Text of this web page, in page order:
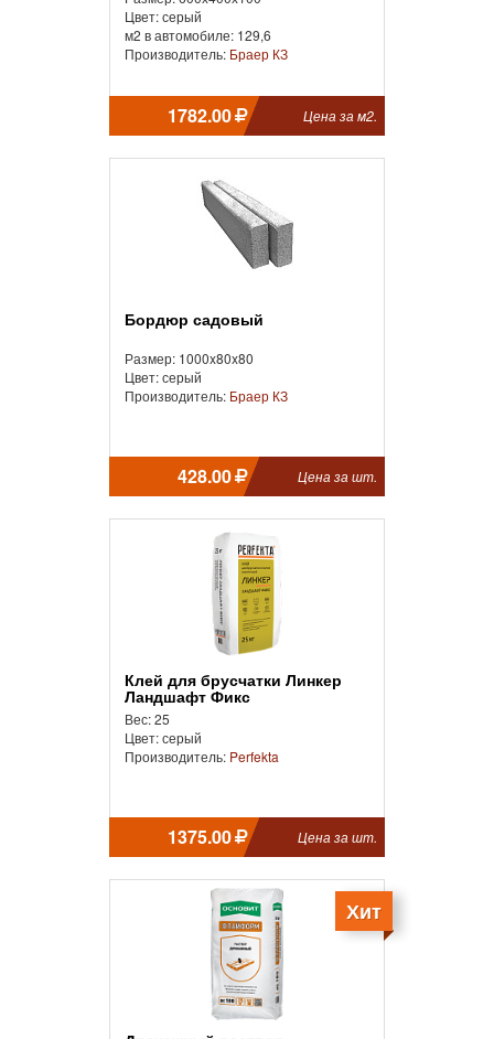
Цвет: серый
м2 в автомобиле: 129,6
Производитель: Браер КЗ
1782.00 Цена за м2.
Бордюр садовый
Размер: 1000x80x80
Цвет: серый
Производитель: Браер КЗ
428.00 Цена за шт.
Клей для брусчатки Линкер
Ландшафт Фикс
Вес: 25
Цвет: серый
Производитель: Perfekta
1375.00 Цена за шт.
Хит